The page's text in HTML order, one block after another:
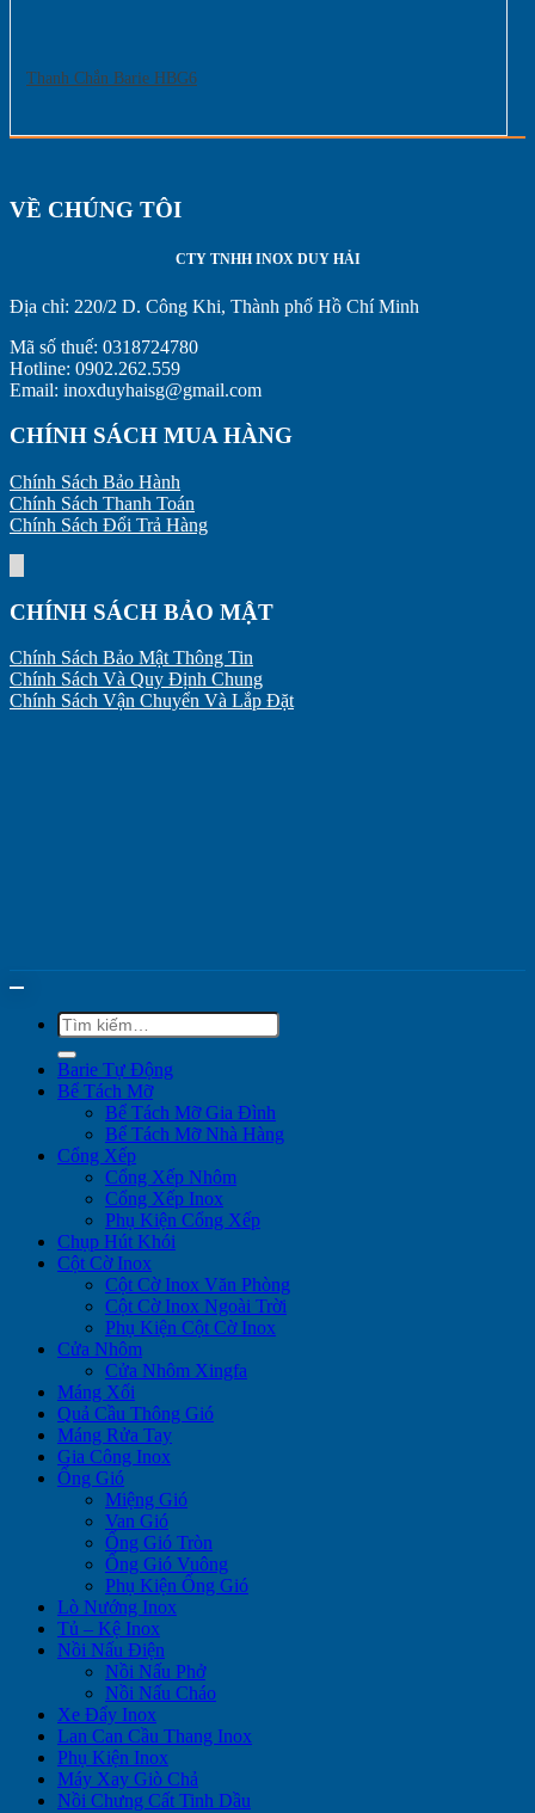
Thanh Chắn Barie HBG6
VỀ CHÚNG TÔI
CTY TNHH INOX DUY HẢI
Địa chỉ: 220/2 D. Công Khi, Thành phố Hồ Chí Minh
Mã số thuế: 0318724780
Hotline: 0902.262.559
Email: inoxduyhaisg@gmail.com
CHÍNH SÁCH MUA HÀNG
Chính Sách Bảo Hành
Chính Sách Thanh Toán
Chính Sách Đổi Trả Hàng
CHÍNH SÁCH BẢO MẬT
Chính Sách Bảo Mật Thông Tin
Chính Sách Và Quy Định Chung
Chính Sách Vận Chuyển Và Lắp Đặt
Tìm
kiếm:
Barie Tự Động
Bể Tách Mỡ
Bể Tách Mỡ Gia Đình
Bể Tách Mỡ Nhà Hàng
Cổng Xếp
Cổng Xếp Nhôm
Cổng Xếp Inox
Phụ Kiện Cổng Xếp
Chụp Hút Khói
Cột Cờ Inox
Cột Cờ Inox Văn Phòng
Cột Cờ Inox Ngoài Trời
Phụ Kiện Cột Cờ Inox
Cửa Nhôm
Cửa Nhôm Xingfa
Máng Xối
Quả Cầu Thông Gió
Máng Rửa Tay
Gia Công Inox
Ống Gió
Miệng Gió
Van Gió
Ống Gió Tròn
Ống Gió Vuông
Phụ Kiện Ống Gió
Lò Nướng Inox
Tủ – Kệ Inox
Nồi Nấu Điện
Nồi Nấu Phở
Nồi Nấu Cháo
Xe Đẩy Inox
Lan Can Cầu Thang Inox
Phụ Kiện Inox
Máy Xay Giò Chả
Nồi Chưng Cất Tinh Dầu